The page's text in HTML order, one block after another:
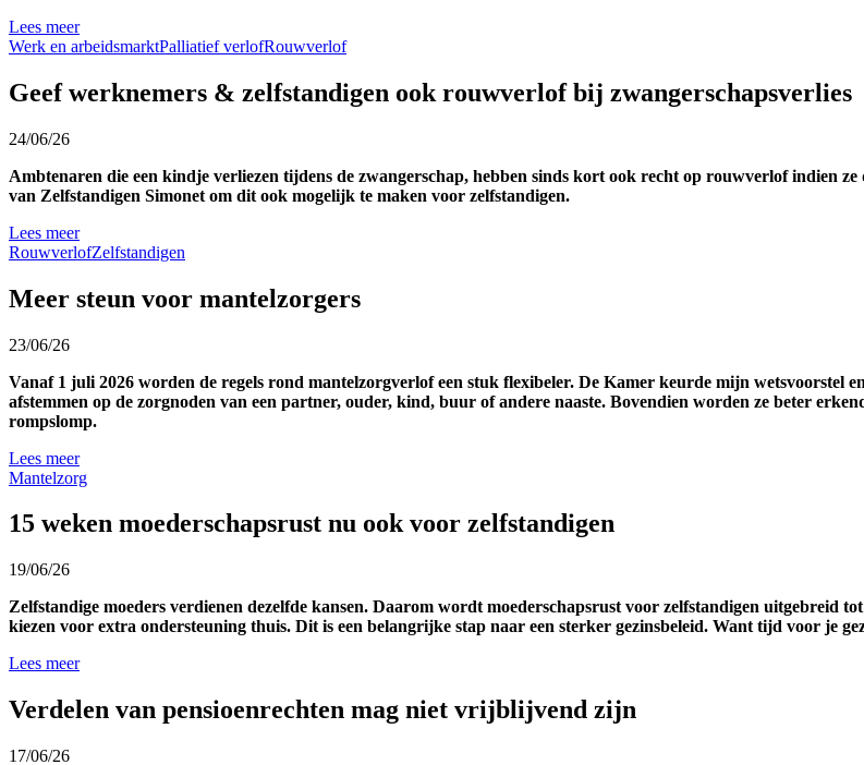
Lees meer
Werk en arbeidsmarktPalliatief verlofRouwverlof
Geef werknemers & zelfstandigen ook rouwverlof bij zwangerschapsverlies
24/06/26
Ambtenaren die een kindje verliezen tijdens de zwangerschap, hebben sinds kort ook recht op rouwverlof indien
van Zelfstandigen Simonet om dit ook mogelijk te maken voor zelfstandigen.
Lees meer
RouwverlofZelfstandigen
Meer steun voor mantelzorgers
23/06/26
Vanaf 1 juli 2026 worden de regels rond mantelzorgverlof een stuk flexibeler. De Kamer keurde mijn wetsvoorstel
afstemmen op de zorgnoden van een partner, ouder, kind, buur of andere naaste. Bovendien worden ze beter
rompslomp.
Lees meer
Mantelzorg
15 weken moederschapsrust nu ook voor zelfstandigen
19/06/26
Zelfstandige moeders verdienen dezelfde kansen. Daarom wordt moederschapsrust voor zelfstandigen uitgebreid
kiezen voor extra ondersteuning thuis. Dit is een belangrijke stap naar een sterker gezinsbeleid. Want tijd voor je
Lees meer
Verdelen van pensioenrechten mag niet vrijblijvend zijn
17/06/26